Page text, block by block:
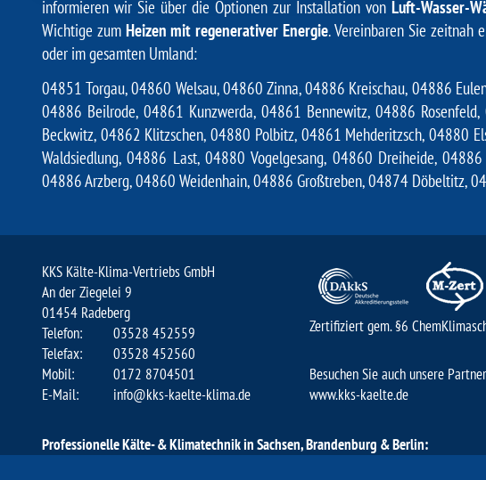
informieren wir Sie über die Optionen zur Installation vonLuft-Wasser-
Wichtige zum Heizen mit regenerativer Energie. Vereinbaren Sie zeitnah
oder im gesamten Umland:
04851 Torgau, 04860 Welsau, 04860 Zinna, 04886 Kreischau, 04886
04886 Beilrode, 04861 Kunzwerda, 04861 Bennewitz, 04886
Beckwitz, 04862 Klitzschen, 04880 Polbitz, 04861 Mehderitzsch, 04880
Waldsiedlung, 04886 Last, 04880 Vogelgesang, 04860 Dreiheide,
04886 Arzberg, 04860 Weidenhain, 04886 Großtreben, 04874 Döbeltitz,
KKS Kälte-Klima-Vertriebs GmbH
An der Ziegelei 9
01454 Radeberg
Telefon:
03528 452559
Telefax:
03528 452560
Mobil:
0172 8704501
E-Mail:
info@kks-kaelte-klima.de
Zertifiziert gem. §6
Besuchen Sie auch unsere
www.kks-kaelte.de
Professionelle Kälte- & Klimatechnik in Sachsen, Brandenburg & Berlin: